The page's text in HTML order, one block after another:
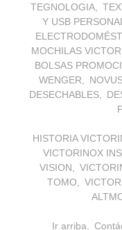
TEGNOLOGIA
Y USB
MOCHILAS
BOLSAS
WENGER
DESECHABLES
HISTORIA
VICTORINOX
VISION
TOMO
Ir arriba